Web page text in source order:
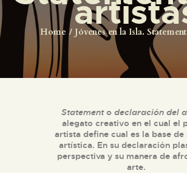
Home Jóvenes en la Isla.
█
EL MUSEO
DIDÁCTICA
ESPAÑOL
Statemento declaración del
alegato creativo en el cual el
artista define cual es la base de
artística. En su declaración
perspectiva y su manera de
arte.